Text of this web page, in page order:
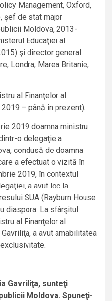
Management, Oxford,
şef de stat major
Moldova, 2013-
Educaţiei al
şi director general
Londra, Marea Britanie,
al Finanţelor al
– până în prezent).
2019 doamna ministru
o delegaţie a
condusă de doamna
a efectuat o vizită în
2019, în contextul
a avut loc la
SUA (Rayburn House
diaspora. La sfârşitul
al Finanţelor al
a avut amabilitatea
Gavriliţa, sunteţi
Moldova. Spuneţi-